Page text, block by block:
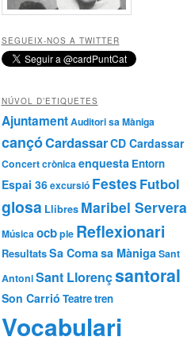
SEGUEIX-NOS A TWITTER
NÚVOL D’ETIQUETES
AjuntamentAuditori sa Màniga
cançóCardassarCD Cardassar
Concertcrònicaenquesta Entorn
Espai 36excursió Festes Futbol
glosa Llibres Maribel Servera
Músicaocbple Reflexionari
ResultatsSa Comasa MànigaSant
AntoniSant Llorençsantoral
Son Carrió Teatretren
Vocabulari